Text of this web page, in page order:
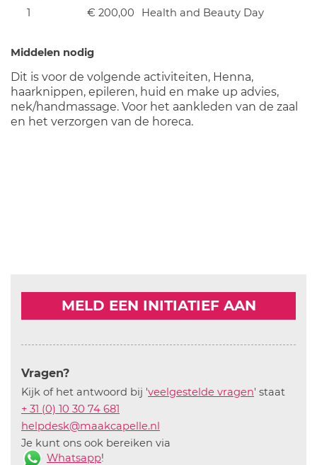
1
€ 200,00 Health and Beauty Day
Middelen nodig
Dit is voor de volgende activiteiten, Henna,
haarknippen, epileren, huid en make up advies,
nek/handmassage. Voor het aankleden van de zaal
en het verzorgen van de horeca.
MELD EEN INITIATIEF AAN
Vragen?
Kijk of het antwoord bij 'veelgestelde vragen' staat
+ 31 (0) 10 30 74 681
helpdesk@maakcapelle.nl
Je kunt ons ook bereiken via
Whatsapp!